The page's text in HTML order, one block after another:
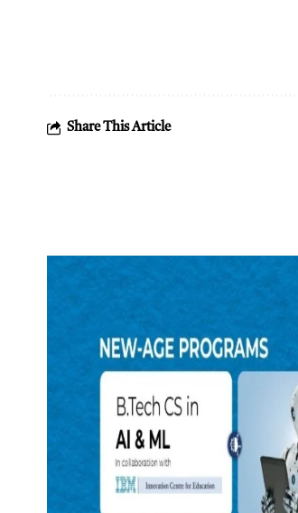
Share This Article